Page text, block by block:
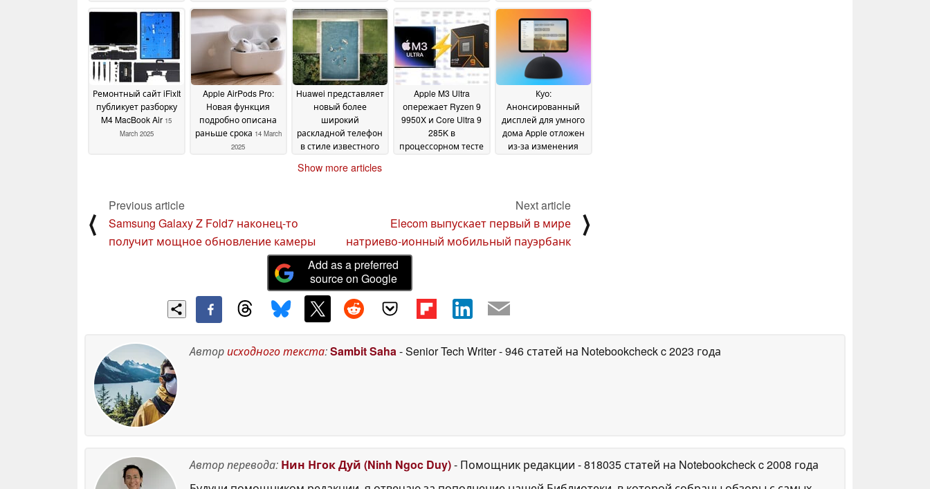
2025
считалось ранее 20
March 2025
первый в истории
Mac с сенсорным
экраном18 March 2025
Ремонтный сайт iFixIt
публикует разборку
M4 MacBook Air 15
March 2025
Apple AirPods Pro:
Новая функция
подробно описана
раньше срока 14 March
2025
Huawei представляет
новый более
широкий
раскладной телефон
в стиле известного
iPhone Fold 13 March
Apple M3 Ultra
опережает Ryzen 9
9950X и Core Ultra 9
285K в
процессорном тесте
Куо:
Анонсированный
дисплей для умного
дома Apple отложен
из-за изменения
Show more articles
⟨
Previous article
Samsung Galaxy Z Fold7 наконец-то
получит мощное обновление камеры
Next article
Elecom выпускает первый в мире
натриево-ионный мобильный пауэрбанк
⟩
Add as a preferred
source on Google
Авторисходного текста:Sambit Saha- Senior Tech Writer- 946 статей на Notebookcheckc 2023 года
Автор перевода: Нин Нгок Дуй (Ninh Ngoc Duy)- Помощник редакции - 818035 статей на Notebookcheckc 2008 года